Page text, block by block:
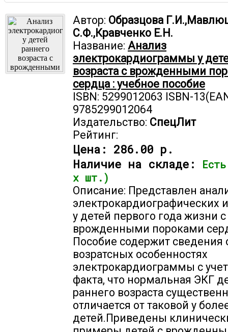
Автор: Образцова
С.Ф.,Кравченко Е.Н.
Название: Анализ
электрокардиограммы у
возраста с врожденными
сердца : учебное пособие
ISBN: 5299012063 ISBN-
9785299012064
Издательство: СпецЛит
Рейтинг:
Цена: 286.00 р.
Наличие на складе:
х шт.)
Описание: Представлен
электрокардиографических
у детей первого года жизни с
врожденными пороками
Пособие содержит сведения
возратсных особенностях
электрокардиограммы с
факта, что нормальная ЭКГ
раннего возраста
отличается от таковой у
детей.Приведены